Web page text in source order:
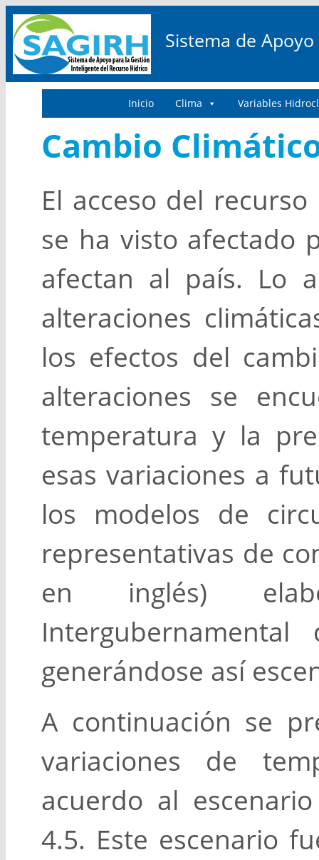
Sistema de
Inicio Clima Variables
Cambio
El acceso del
se ha visto afectado
afectan al país. Lo
alteraciones
los efectos del
alteraciones se
temperatura y la
esas variaciones a
los modelos de
representativas de
en inglés)
Intergubernamental
generándose así
A continuación se
variaciones de
acuerdo al
4.5. Este escenario